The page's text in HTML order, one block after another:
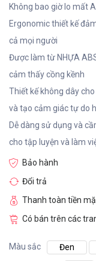
Không bao giờ lo mất
Ergonomic thiết kế
cả mọi người
Được làm từ NHỰA
cảm thấy cồng kềnh
Thiết kế không dây
và tạo cảm giác tự do
Dễ dàng sử dụng và
cho tập luyện và làm
Bảo hành
Đổi trả
Thanh toàn tiền
Có bán trên các
Màu sắc Đen